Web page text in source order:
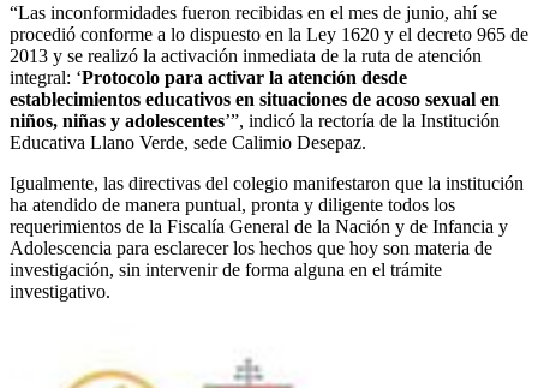
“Las inconformidades fueron recibidas en el mes de junio, ahí se
procedió conforme a lo dispuesto en la Ley 1620 y el decreto 965 de
2013 y se realizó la activación inmediata de la ruta de atención
integral: ‘Protocolo para activar la atención desde
establecimientos educativos en situaciones de acoso sexual en
niños, niñas y adolescentes’”, indicó la rectoría de la Institución
Educativa Llano Verde, sede Calimio Desepaz.
Igualmente, las directivas del colegio manifestaron que la institución
ha atendido de manera puntual, pronta y diligente todos los
requerimientos de la Fiscalía General de la Nación y de Infancia y
Adolescencia para esclarecer los hechos que hoy son materia de
investigación, sin intervenir de forma alguna en el trámite
investigativo.